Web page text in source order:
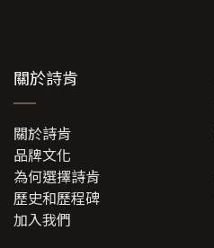
關於詩肯
關於詩肯
品牌文化
為何選擇詩肯
歷史和歷程碑
加入我們